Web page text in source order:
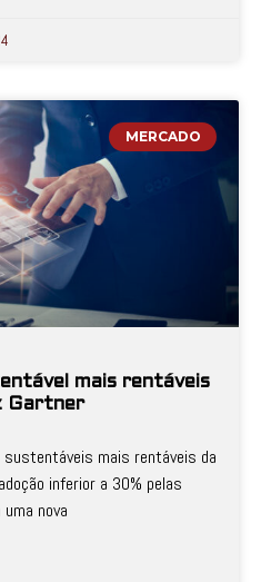
MERCADO
mais rentáveis
Gartner
mais rentáveis da
inferior a 30% pelas
nova